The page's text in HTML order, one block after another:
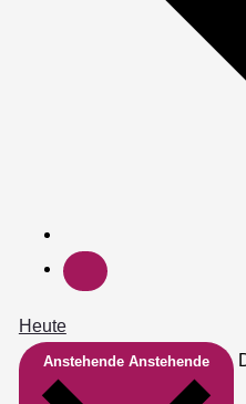
Heute
Anstehende Anstehende